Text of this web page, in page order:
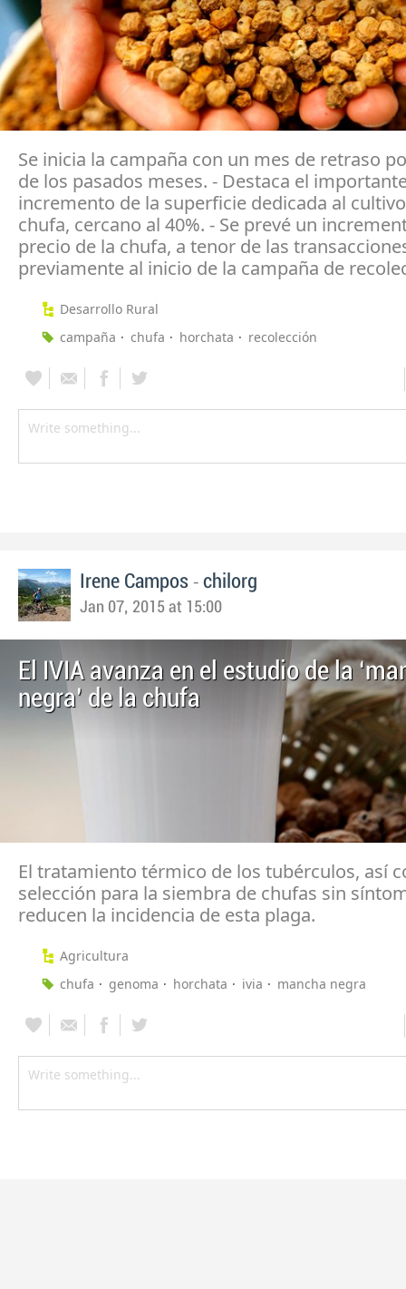
Se inicia la campaña con un mes de retraso
de los pasados meses. - Destaca el
incremento de la superficie dedicada al
chufa, cercano al 40%. - Se prevé un
precio de la chufa, a tenor de las
previamente al inicio de la campaña de
Desarrollo Rural
campaña
chufa horchata recolección
Irene Campos - chilorg
Jan 07, 2015 at 15:00
El IVIA avanza en el estudio de la
negra’ de la chufa
El tratamiento térmico de los tubérculos, así
selección para la siembra de chufas sin
reducen la incidencia de esta plaga.
Agricultura
chufa
genoma horchata ivia mancha negra